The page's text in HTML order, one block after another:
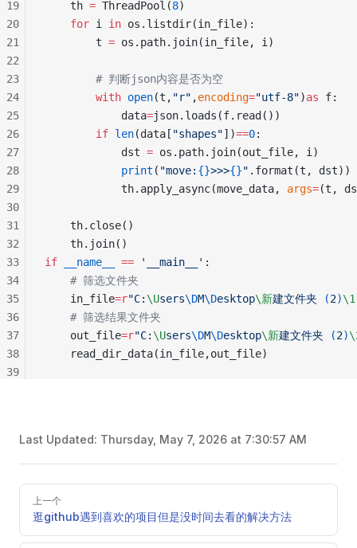
    th
= ThreadPool(8)
    for
i in os.listdir(in_file):
        t
= os.path.join(in_file, i)
        # 判断json内容是否为空
        with
open(t, "r" ,encoding="utf-8")as f:
            data
=json.loads(f.read())
        if
len(data[ "shapes"])==0:
            dst
= os.path.join(out_file, i)
            print
( "move: {}>>>{}" .format(t, dst))
            th.apply_async(move_data,
args=(t,
    th.close()
    th.join()
if __name__ == '__main__' :
    # 筛选文件夹
    in_file
=r"C: \Users\DM\Desktop\新建文件夹 (2)\1
    # 筛选结果文件夹
    out_file
=r"C: \Users\DM\Desktop\新建文件夹 (2)
    read_dir_data(in_file,out_file)
19
20
21
22
23
24
25
26
27
28
29
30
31
32
33
34
35
36
37
38
39
Last Updated: Thursday, May 7, 2026 at 7:30:57 AM
Pager
上一个
逛github遇到喜欢的项目但是没时间去看的解决方法